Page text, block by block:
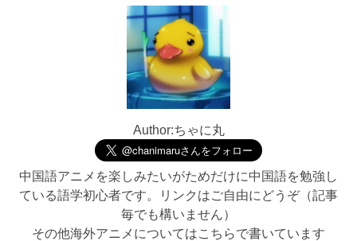
Author:ちゃに丸
中国語アニメを楽しみたいがためだけに中国語を勉強し
ている語学初心者です。リンクはご自由にどうぞ（記事
毎でも構いません）
その他海外アニメについてはこちらで書いています